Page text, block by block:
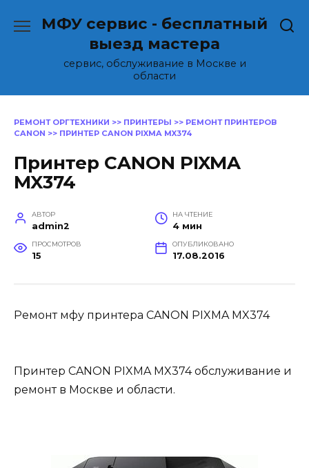
МФУ сервис - бесплатный
выезд мастера
сервис, обслуживание в Москве и
области
РЕМОНТ ОРГТЕХНИКИ >> ПРИНТЕРЫ >> РЕМОНТ ПРИНТЕРОВ
CANON >> ПРИНТЕР CANON PIXMA MX374
Принтер CANON PIXMA
MX374
АВТОР
admin2
НА ЧТЕНИЕ
4 мин
ПРОСМОТРОВ
15
ОПУБЛИКОВАНО
17.08.2016
Ремонт мфу принтера CANON PIXMA MX374
Принтер CANON PIXMA MX374 обслуживание и
ремонт в Москве и области.